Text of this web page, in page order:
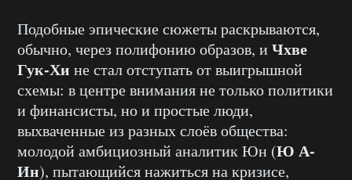
Подобные эпические сюжеты раскрываются,
обычно, через полифонию образов, и Чхве
Гук-Хи не стал отступать от выигрышной
схемы: в центре внимания не только политики
и финансисты, но и простые люди,
выхваченные из разных слоёв общества:
молодой амбициозный аналитик Юн (Ю А-
Ин), пытающийся нажиться на кризисе,